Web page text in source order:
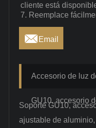
cliente está
7. Reemplace
 Email
Accesorio de luz
GU10, accesorio
Soporte GU10,
ajustable de